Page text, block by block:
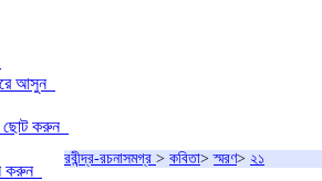
আসুন
ছোট করুন
করুন
রবীন্দ্র-রচনাসমগ্র > কবিতা>স্মরণ> ২১